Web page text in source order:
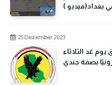
بغداد(فيديو )
25 Dezember 2023
غد الثلاثاء
بصفة جندي